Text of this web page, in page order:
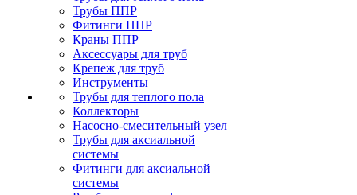
Трубы ППР
Фитинги ППР
Краны ППР
Аксессуары для труб
Крепеж для труб
Инструменты
Трубы для теплого пола
Коллекторы
Насосно-смесительный узел
Трубы для аксиальной
системы
Фитинги для аксиальной
системы